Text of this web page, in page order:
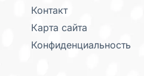
Контакт
Карта сайта
Конфиденциальность